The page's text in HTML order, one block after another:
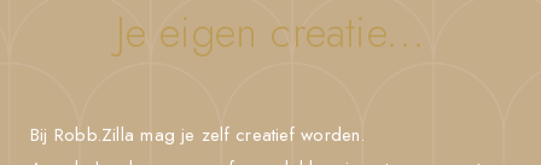
Je eigen creatie...
Bij Robb.Zilla mag je zelf creatief worden.